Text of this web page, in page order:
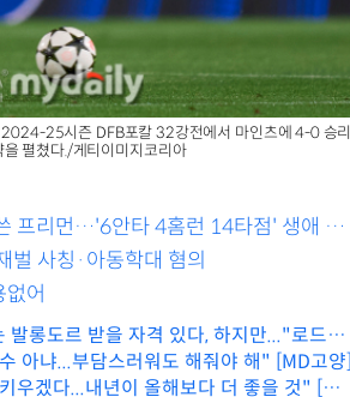
25시즌 DFB포칼 32강전에서 마인츠에 4-0 승리
펼쳤다./게티이미지코리아
프리먼…'6안타 4홈런 14타점' 생애 첫
사칭·아동학대 혐의
없어
롱도르 받을 자격 있다, 하지만..."로드리
아냐...부담스러워도 해줘야 해" [MD고양]
겠다...내년이 올해보다 더 좋을 것" [MD